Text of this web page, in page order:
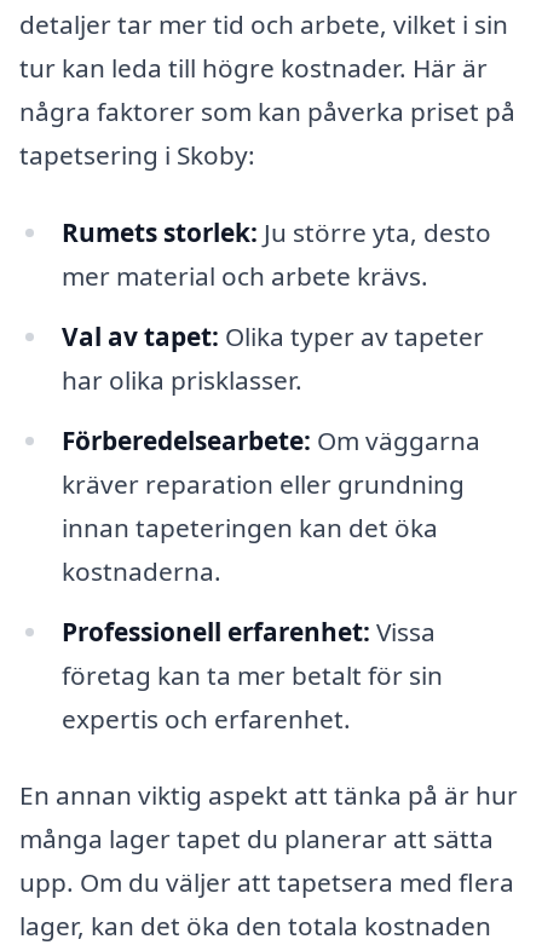
detaljer tar mer tid och arbete, vilket i sin
tur kan leda till högre kostnader. Här är
några faktorer som kan påverka priset på
tapetsering i Skoby:
Rumets storlek: Ju större yta, desto
mer material och arbete krävs.
Val av tapet: Olika typer av tapeter
har olika prisklasser.
Förberedelsearbete: Om väggarna
kräver reparation eller grundning
innan tapeteringen kan det öka
kostnaderna.
Professionell erfarenhet: Vissa
företag kan ta mer betalt för sin
expertis och erfarenhet.
En annan viktig aspekt att tänka på är hur
många lager tapet du planerar att sätta
upp. Om du väljer att tapetsera med flera
lager, kan det öka den totala kostnaden